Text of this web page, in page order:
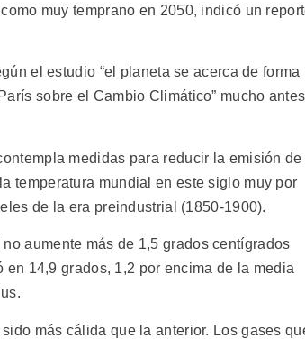
muy temprano en 2050, indicó un
el estudio “el planeta se acerca de forma
sobre el Cambio Climático” mucho antes
medidas para reducir la emisión de
temperatura mundial en este siglo muy por
de la era preindustrial (1850-1900).
aumente más de 1,5 grados centígrados
14,9 grados, 1,2 por encima de la media
más cálida que la anterior. Los gases